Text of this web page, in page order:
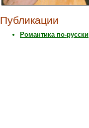
Публикации
Романтика по-русски